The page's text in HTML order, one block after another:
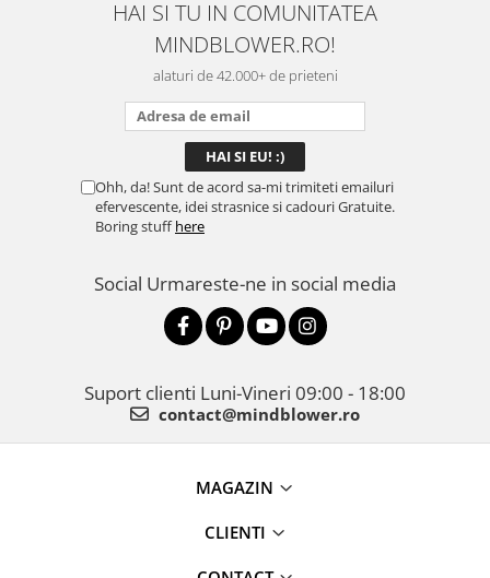
HAI SI TU IN COMUNITATEA
MINDBLOWER.RO!
alaturi de 42.000+ de prieteni
Ohh, da! Sunt de acord sa-mi trimiteti emailuri
efervescente, idei strasnice si cadouri Gratuite.
Boring stuffhere
Social Urmareste-ne in social media
Suport clienti Luni-Vineri 09:00 - 18:00
contact@mindblower.ro
MAGAZIN
CLIENTI